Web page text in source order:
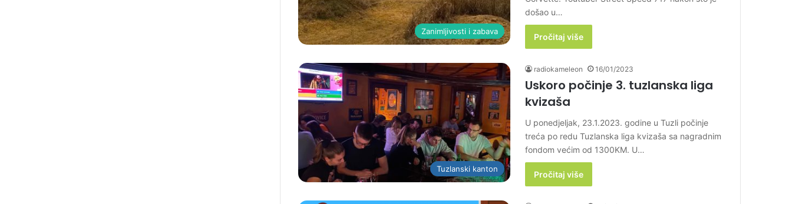
Zanimljivosti i zabava
došao u…
Pročitaj više
Tuzlanski kanton
radiokameleon 16/01/2023
Uskoro počinje 3. tuzlanska liga
kvizaša
U ponedjeljak, 23.1.2023. godine u Tuzli počinje
treća po redu Tuzlanska liga kvizaša sa nagradnim
fondom većim od 1300KM. U…
Pročitaj više